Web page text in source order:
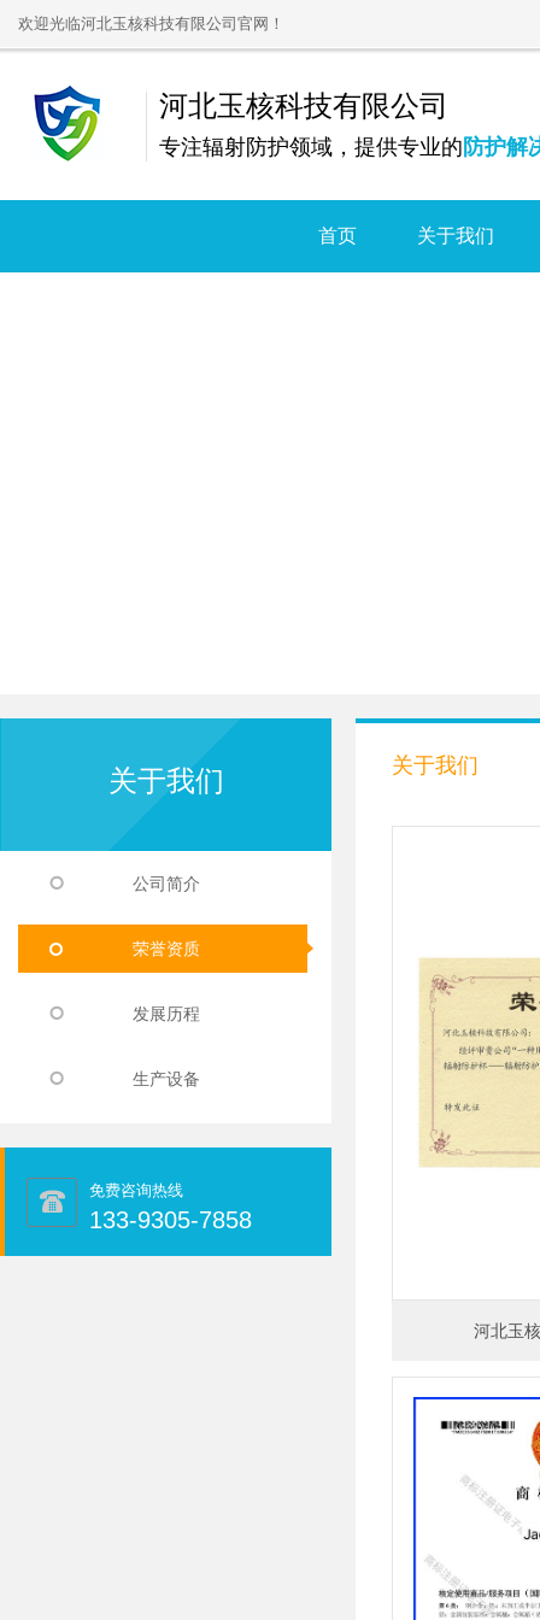
欢迎光临河北玉核科技有限公司官网！
河北玉核科技有限公司
专注辐射防护领域，提供专业的 防护解
首页 关于我们
关于我们
公司简介
荣誉资质
发展历程
生产设备
免费咨询热线
133-9305-7858
关于我们
河北玉